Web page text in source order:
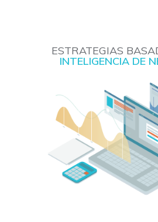
ESTRATEGIAS
INTELIGENCIA DE